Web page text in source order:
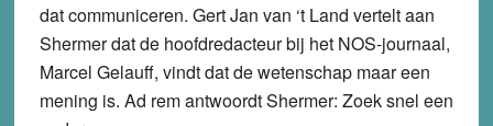
dat communiceren. Gert Jan van ‘t Land vertelt aan
Shermer dat de hoofdredacteur bij het NOS-journaal,
Marcel Gelauff, vindt dat de wetenschap maar een
mening is. Ad rem antwoordt Shermer: Zoek snel een